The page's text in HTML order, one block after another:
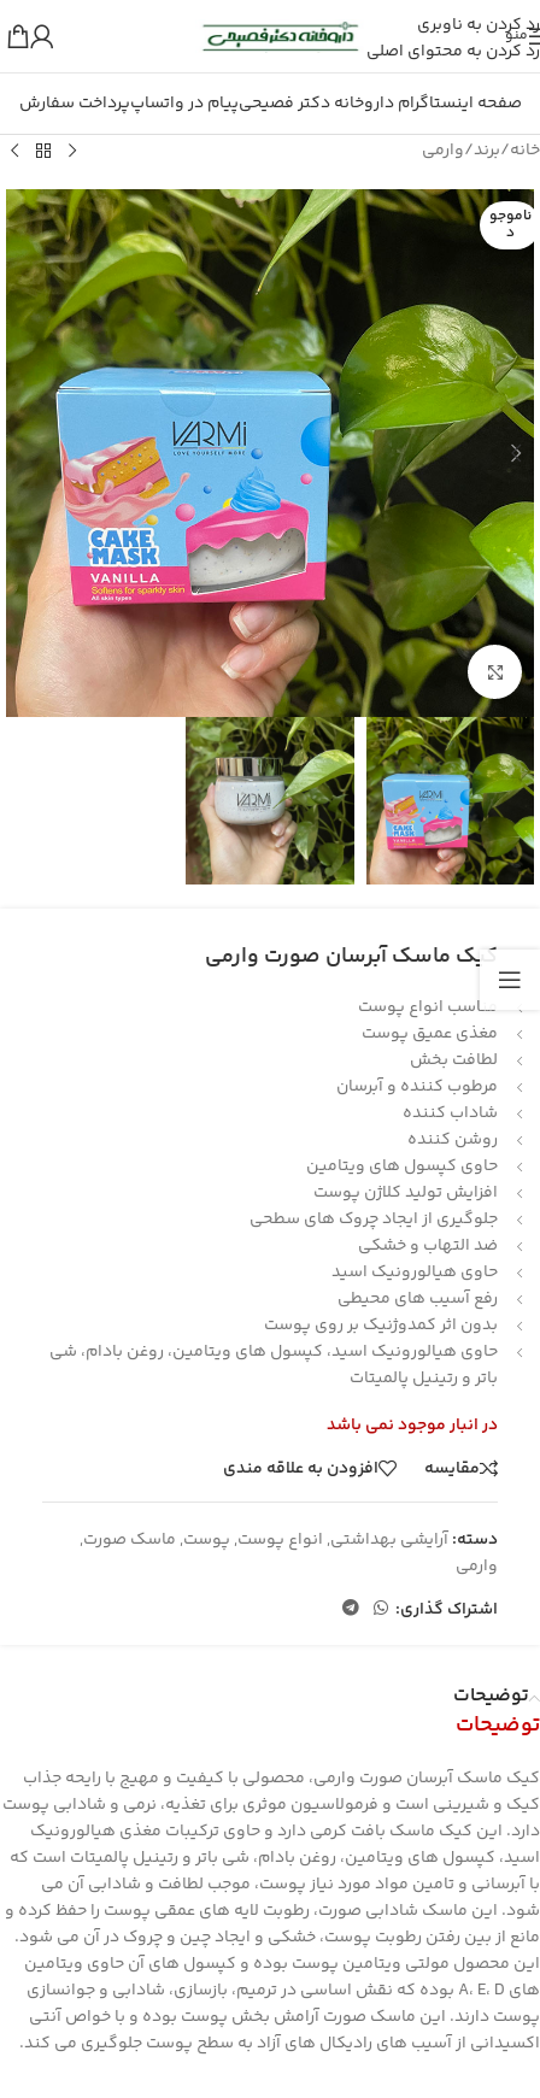
رد کردن به ناوبری
رد کردن به محتوای اصلی
منو
صفحه اینستاگرام داروخانه دکتر فصیحیپیام در واتساپپرداخت سفارش
خانه/برند/وارمی
ناموجو
د
بزرگنمایی تصویر
کیک ماسک آبرسان صورت وارمی
مناسب انواع پوست
مغذی عمیق پوست
لطافت بخش
مرطوب کننده و آبرسان
شاداب کننده
روشن کننده
حاوی کپسول های ویتامین
افزایش تولید کلاژن پوست
جلوگیری از ایجاد چروک های سطحی
ضد التهاب و خشکی
حاوی هیالورونیک اسید
رفع آسیب های محیطی
بدون اثر کمدوژنیک بر روی پوست
حاوی هیالورونیک اسید، کپسول های ویتامین، روغن بادام، شی
باتر و رتینیل پالمیتات
در انبار موجود نمی باشد
مقایسه
افزودن به علاقه مندی
دسته:آرایشی بهداشتی, انواع پوست, پوست, ماسک صورت,
وارمی
اشتراک گذاری:
توضیحات
توضیحات
کیک ماسک آبرسان صورت وارمی، محصولی با کیفیت و مهیج با رایحه جذاب
کیک و شیرینی است و فرمولاسیون موثری برای تغذیه، نرمی و شادابی پوست
دارد. این کیک ماسک بافت کرمی دارد و حاوی ترکیبات مغذی هیالورونیک
اسید، کپسول های ویتامین، روغن بادام، شی باتر و رتینیل پالمیتات است که
با آبرسانی و تامین مواد مورد نیاز پوست، موجب لطافت و شادابی آن می
شود. این ماسک شادابی صورت، رطوبت لایه های عمقی پوست را حفظ کرده و
مانع از بین رفتن رطوبت پوست، خشکی و ایجاد چین و چروک در آن می شود.
این محصول مولتی ویتامین پوست بوده و کپسول های آن حاوی ویتامین
های A، E، D بوده که نقش اساسی در ترمیم، بازسازی، شادابی و جوانسازی
پوست دارند. این ماسک صورت آرامش بخش پوست بوده و با خواص آنتی
اکسیدانی از آسیب های رادیکال های آزاد به سطح پوست جلوگیری می کند.